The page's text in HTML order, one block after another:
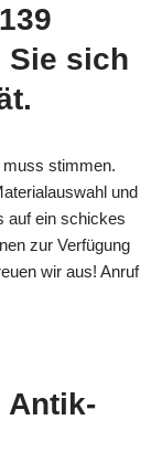
Sie sich
stimmen.
und
auf ein schickes
zur Verfügung
wir aus! Anruf
Antik-